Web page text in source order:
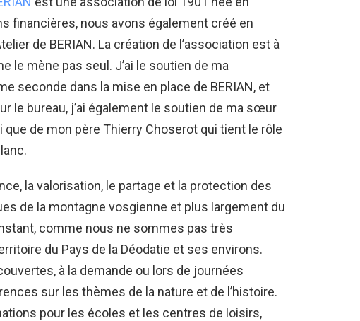
financières, nous avons également créé en
de BERIAN. La création de l’association est à
le mène pas seul. J’ai le soutien de ma
seconde dans la mise en place de BERIAN, et
le bureau, j’ai également le soutien de ma sœur
de mon père Thierry Choserot qui tient le rôle
la valorisation, le partage et la protection des
de la montagne vosgienne et plus largement du
comme nous ne sommes pas très
du Pays de la Déodatie et ses environs.
à la demande ou lors de journées
sur les thèmes de la nature et de l’histoire.
pour les écoles et les centres de loisirs,